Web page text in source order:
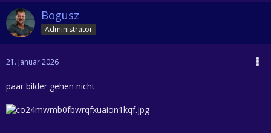
Bogusz
Administrator
21. Januar 2026
paar bilder gehen nicht